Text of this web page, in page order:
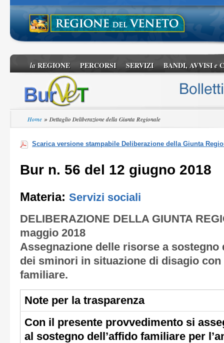
laREGIONE PERCORSI SERVIZI BANDI, AVVISIe
Home »Dettaglio Deliberazione della Giunta Regionale
Scarica versione stampabile Deliberazione della Giunta
Bur n. 56 del 12 giugno 2018
Materia: Servizi sociali
DELIBERAZIONE DELLA GIUNTA
maggio 2018
Assegnazione delle risorse a
dei sminori in situazione di disagio
familiare.
Note per la trasparenza
Con il presente provvedimento si
al sostegno dell’affido familiare per